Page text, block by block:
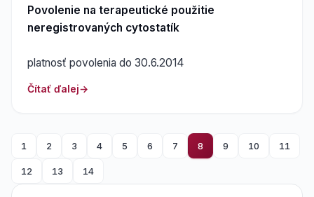
Povolenie na terapeutické použitie
neregistrovaných cytostatík
platnosť povolenia do 30.6.2014
Čítať ďalej
1 2 3 4 5 6 7 8 9 10 11
12 13 14